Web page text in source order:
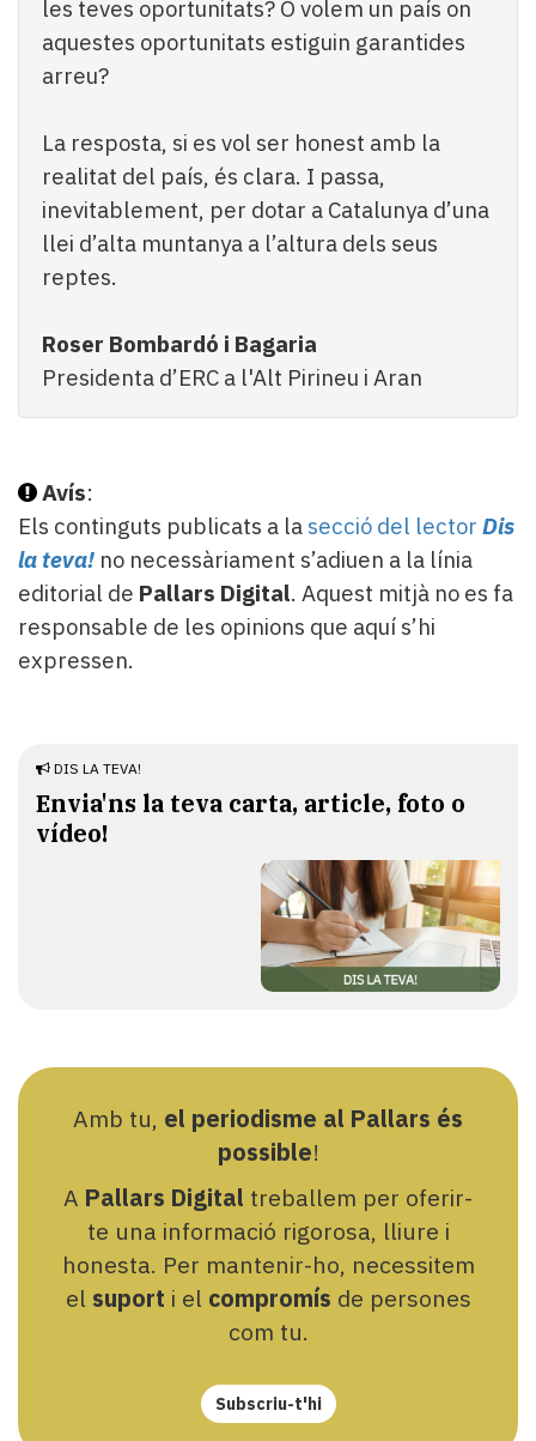
les teves oportunitats? O volem un país on
aquestes oportunitats estiguin garantides
arreu?
La resposta, si es vol ser honest amb la
realitat del país, és clara. I passa,
inevitablement, per dotar a Catalunya d’una
llei d’alta muntanya a l’altura dels seus
reptes.
Roser Bombardó i Bagaria
Presidenta d’ERC a l'Alt Pirineu i Aran
Avís:
Els continguts publicats a la secció del lector Dis
la teva! no necessàriament s’adiuen a la línia
editorial de Pallars Digital. Aquest mitjà no es fa
responsable de les opinions que aquí s’hi
expressen.
DIS LA TEVA!
Envia'ns la teva carta, article, foto o
vídeo!
Amb tu, el periodisme al Pallars és
possible!
A Pallars Digital treballem per oferir-
te una informació rigorosa, lliure i
honesta. Per mantenir-ho, necessitem
el suport i el compromís de persones
com tu.
Subscriu-t'hi